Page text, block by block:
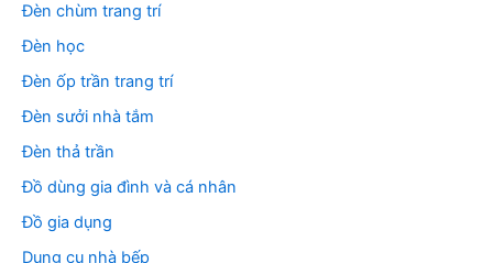
Đèn chùm trang trí
Đèn học
Đèn ốp trần trang trí
Đèn sưởi nhà tắm
Đèn thả trần
Đồ dùng gia đình và cá nhân
Đồ gia dụng
Dụng cụ nhà bếp